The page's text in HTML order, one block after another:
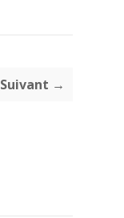
Suivant →